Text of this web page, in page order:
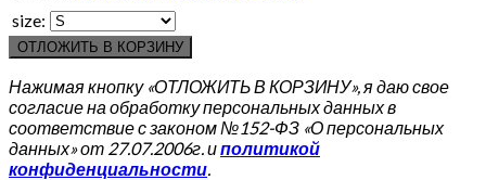
size:
ОТЛОЖИТЬ В КОРЗИНУ
Нажимая кнопку «ОТЛОЖИТЬ В КОРЗИНУ», я даю свое
согласие на обработку персональных данных в
соответствие с законом №152-ФЗ «О персональных
данных» от 27.07.2006г. иполитикой
конфиденциальности.